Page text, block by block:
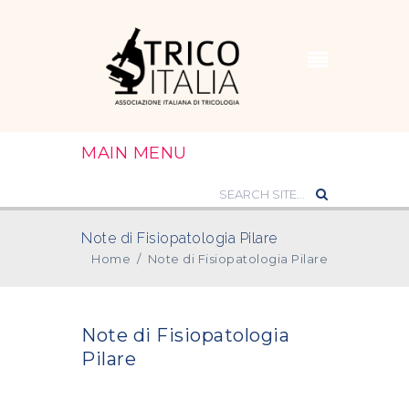
MAIN MENU
Note di Fisiopatologia Pilare
Home / Note di Fisiopatologia Pilare
Note di Fisiopatologia
Pilare